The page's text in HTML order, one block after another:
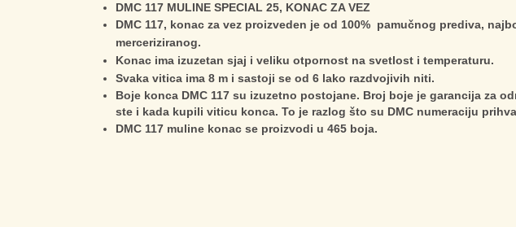
DMC 117 MULINE SPECIAL 25, KONAC ZA VEZ
DMC 117, konac za vez proizveden je od 100% pamučnog prediva,
merceriziranog.
Konac ima izuzetan sjaj i veliku otpornost na svetlost i temperaturu.
Svaka vitica ima 8 m i sastoji se od 6 lako razdvojivih niti.
Boje konca DMC 117 su izuzetno postojane. Broj boje je garancija za
ste i kada kupili viticu konca. To je razlog što su DMC numeraciju
DMC 117 muline konac se proizvodi u 465 boja.